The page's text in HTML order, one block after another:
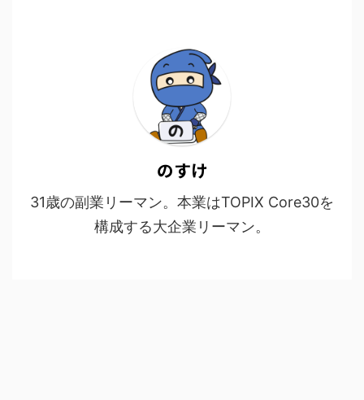
のすけ
31歳の副業リーマン。本業はTOPIX Core30を
構成する大企業リーマン。